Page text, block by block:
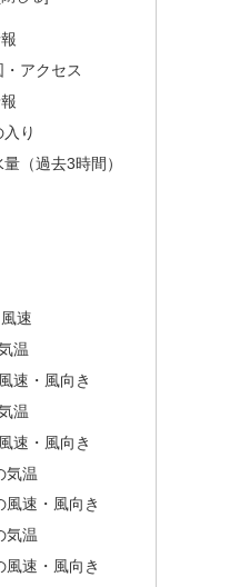
アクセス
り
（過去3時間）
速
温
速・風向き
温
速・風向き
気温
速・風向き
気温
速・風向き